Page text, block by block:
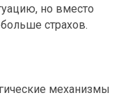
но вместо
страхов.
механизмы